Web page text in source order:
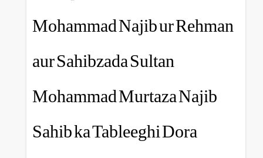
Mohammad Najib ur
aur Sahibzada Sultan
Mohammad Murtaza
Sahib ka Tableeghi